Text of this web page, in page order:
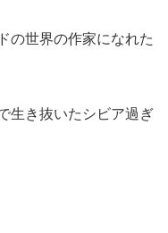
の世界の作家になれた
生き抜いたシビア過ぎ